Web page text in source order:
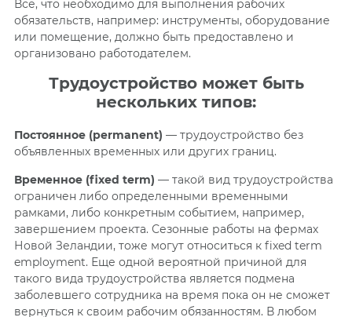
Всё, что необходимо для выполнения рабочих
обязательств, например: инструменты, оборудование
или помещение, должно быть предоставлено и
организовано работодателем.
Трудоустройство может быть
нескольких типов:
Постоянное (permanent) — трудоустройство без
объявленных временных или других границ.
Временное (fixed term) — такой вид трудоустройства
ограничен либо определенными временными
рамками, либо конкретным событием, например,
завершением проекта. Сезонные работы на фермах
Новой Зеландии, тоже могут относиться к fixed term
employment. Еще одной вероятной причиной для
такого вида трудоустройства является подмена
заболевшего сотрудника на время пока он не сможет
вернуться к своим рабочим обязанностям. В любом